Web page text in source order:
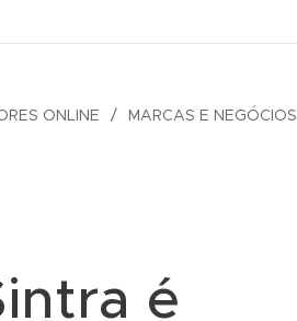
ONLINE MARCAS E NEGÓCIOS
é